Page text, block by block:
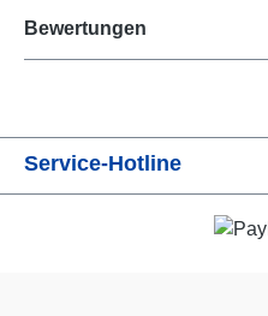
Bewertungen
Service-Hotline